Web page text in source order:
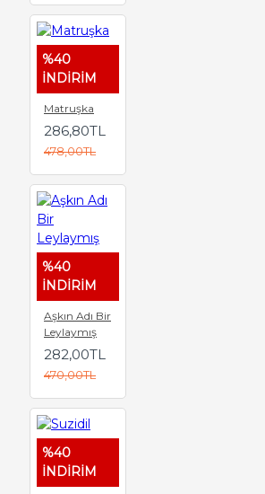
%40
İNDİRİM
Matruşka
286,80TL
478,00TL
%40
İNDİRİM
Aşkın Adı Bir
Leylaymış
282,00TL
470,00TL
%40
İNDİRİM